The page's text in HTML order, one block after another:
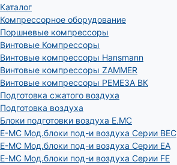
Каталог
Компрессорное оборудование
Поршневые компрессоры
Винтовые Компрессоры
Винтовые компрессоры Hansmann
Винтовые компрессоры ZAMMER
Винтовые компрессоры РЕМЕЗА ВК
Подготовка сжатого воздуха
Подготовка воздуха
Блоки подготовки воздуха E.MC
E-MC Мод.блоки под-и воздуха Серии BEC
E-MC Мод.блоки под-и воздуха Серии EA
E-MC Мод.блоки под-и воздуха Серии FE